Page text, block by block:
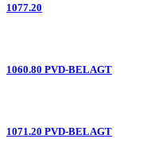
1077.20
1060.80 PVD-BELAGT
1071.20 PVD-BELAGT